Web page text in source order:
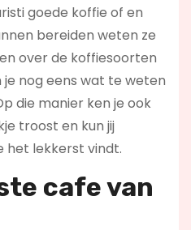
goede koffie of en
bereiden weten ze
over de koffiesoorten
je nog eens wat te weten
die manier ken je ook
troost en kun jij
het lekkerst vindt.
cafe van